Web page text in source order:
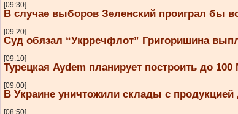
[09:30]
В случае выборов Зеленский проиграл бы
[09:20]
Суд обязал “Укрречфлот” Григоришина
[09:10]
Турецкая Aydem планирует построить до
[09:00]
В Украине уничтожили склады с
[08:50]